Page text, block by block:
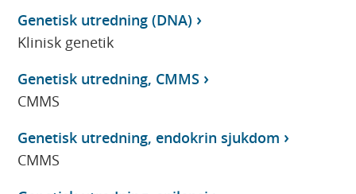
Genetisk utredning (DNA)
Klinisk genetik
Genetisk utredning, CMMS
CMMS
Genetisk utredning, endokrin sjukdom
CMMS